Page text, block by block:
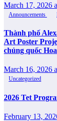
March 17, 2026
Announcements
Thành phố
Art Poster
chủng quốc
March 16, 2026
Uncategorized
2026 Tet
February 13,